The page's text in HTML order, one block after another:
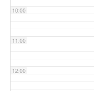
10:00
11:00
12:00